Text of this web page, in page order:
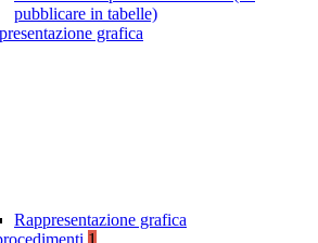
pubblicare in tabelle)
grafica
Rappresentazione grafica